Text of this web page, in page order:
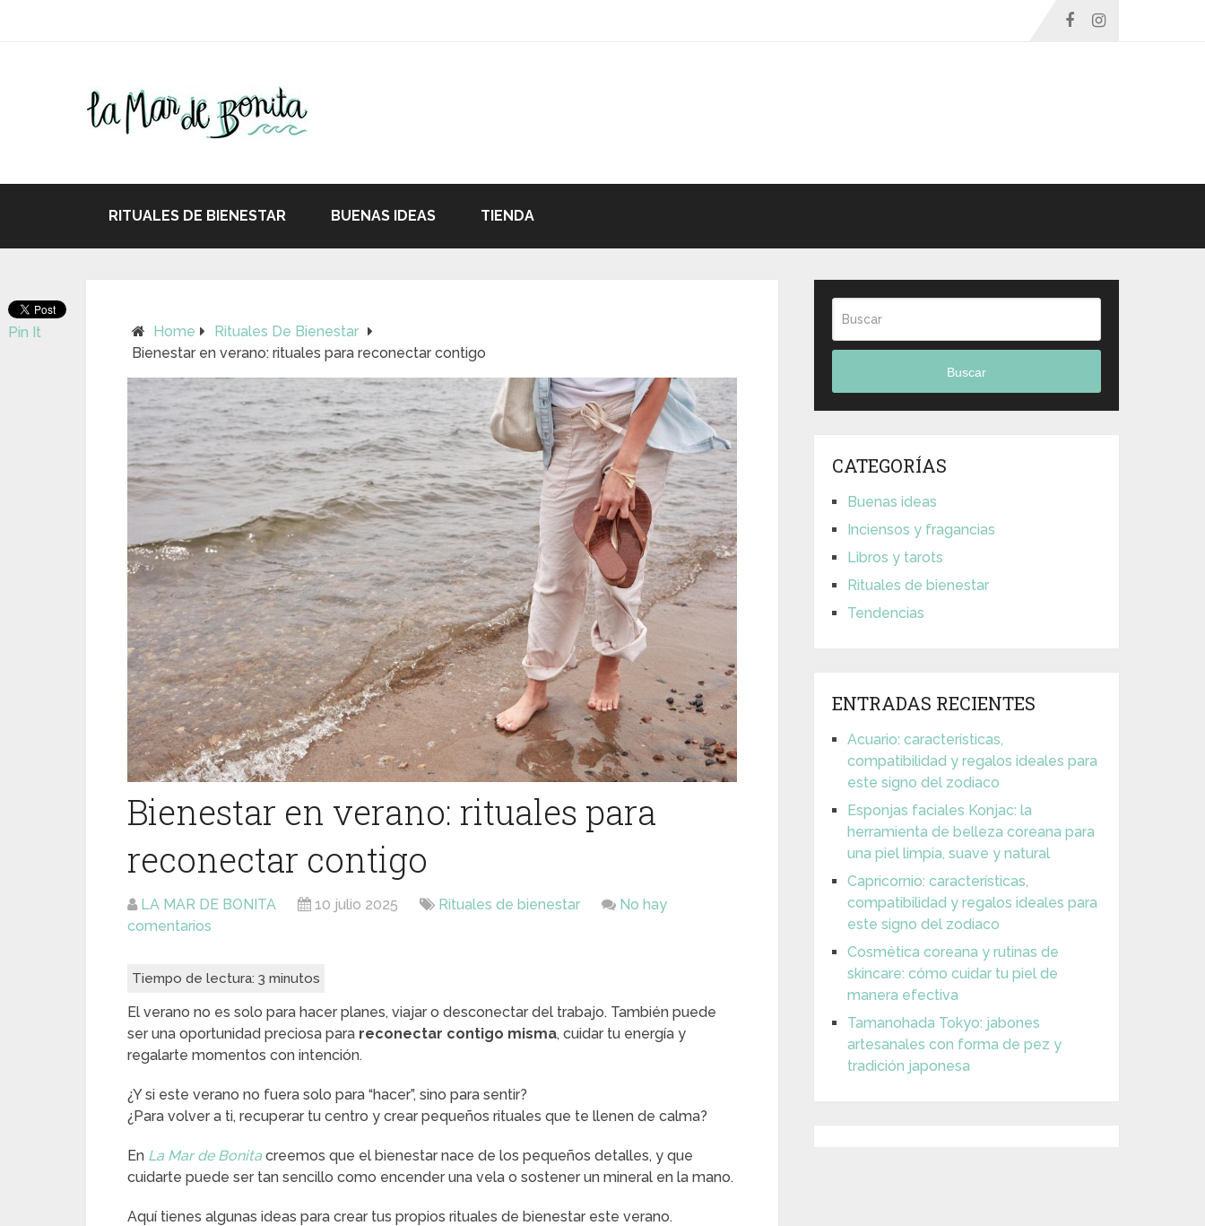
RITUALES DE BIENESTAR BUENAS IDEAS TIENDA
Home
Rituales De Bienestar
Bienestar en verano: rituales para reconectar contigo
Bienestar en verano: rituales para
reconectar contigo
LA MAR DE BONITA 10 julio 2025 Rituales de bienestar
No hay
comentarios
Tiempo de lectura: 3 minutos
El verano no es solo para hacer planes, viajar o desconectar del trabajo. También puede
ser una oportunidad preciosa para reconectar contigo misma, cuidar tu energía y
regalarte momentos con intención.
¿Y si este verano no fuera solo para “hacer”, sino para sentir?
¿Para volver a ti, recuperar tu centro y crear pequeños rituales que te llenen de calma?
En La Mar de Bonita creemos que el bienestar nace de los pequeños detalles, y que
cuidarte puede ser tan sencillo como encender una vela o sostener un mineral en la mano.
Aquí tienes algunas ideas para crear tus propios rituales de bienestar este verano.
Pin It
Buscar
CATEGORÍAS
Buenas ideas
Inciensos y fragancias
Libros y tarots
Rituales de bienestar
Tendencias
ENTRADAS RECIENTES
Acuario: características,
compatibilidad y regalos ideales para
este signo del zodiaco
Esponjas faciales Konjac: la
herramienta de belleza coreana para
una piel limpia, suave y natural
Capricornio: características,
compatibilidad y regalos ideales para
este signo del zodiaco
Cosmética coreana y rutinas de
skincare: cómo cuidar tu piel de
manera efectiva
Tamanohada Tokyo: jabones
artesanales con forma de pez y
tradición japonesa